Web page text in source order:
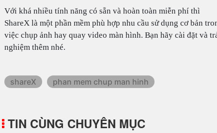
Với khá nhiều tính năng có sẵn và hoàn toàn miễn phí thì
ShareX là một phần mềm phù hợp nhu cầu sử dụng cơ bản
việc chụp ảnh hay quay video màn hình. Bạn hãy cài đặt và
nghiệm thêm nhé.
shareX phan mem chup man hinh
TIN CÙNG CHUYÊN MỤC